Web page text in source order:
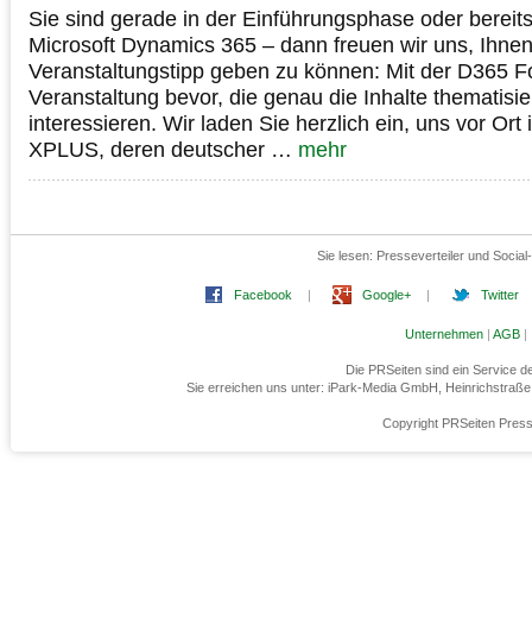
Sie sind gerade in der Einführungsphase oder
Microsoft Dynamics 365 – dann freuen wir uns,
Veranstaltungstipp geben zu können: Mit der D365
Veranstaltung bevor, die genau die Inhalte
interessieren. Wir laden Sie herzlich ein, uns vor Ort
XPLUS, deren deutscher … mehr
Sie lesen: Presseverteiler und
Facebook | Google+ | Twitter
Unternehmen | AGB |
Die PRSeiten sind ein Service
Sie erreichen uns unter: iPark-Media GmbH,
Copyright PRSeiten